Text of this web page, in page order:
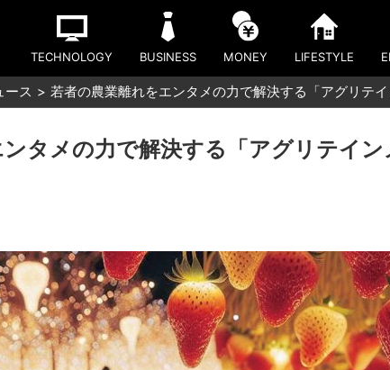
TECHNOLOGY BUSINESS MONEY LIFESTYLE
ース 若者の農業離れをエンタメの力で解決する「アグリテ
タメの力で解決する「アグリテイ